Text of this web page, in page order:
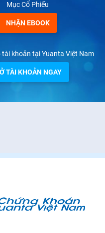
Mục Cổ Phiếu
NHẬN EBOOK
tài khoản tại Yuanta Việt Nam
TÀI KHOẢN NGAY